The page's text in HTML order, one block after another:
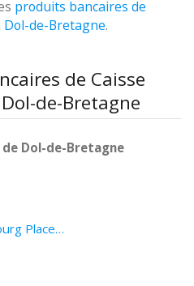
produits bancaires de
Dol-de-Bretagne.
de Caisse
de-Bretagne
de Dol-de-Bretagne
Caisse d'Epargne Combourg Place Saint Gilduin